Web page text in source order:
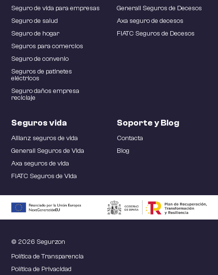
Seguro de vida para empresas
Seguro de salud
Seguro de hogar
Seguros para comercios
Seguro de convenio
Seguros de patinetes
eléctricos
Seguro daños empresa
reciclaje
Generali Seguros de Decesos
Axa seguro de decesos
FIATC Seguros de Decesos
Seguros vida
Allianz seguros de vida
Generali Seguros de Vida
Axa seguros de vida
FIATC Seguros de Vida
Soporte y Blog
Contacta
Blog
© 2026 Segurzon
Política de Transparencia
Política de Privacidad